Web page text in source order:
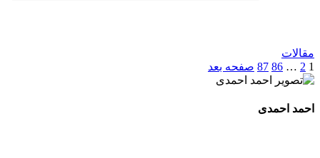
مقالات
1
2
…
86
87 صفحه بعد
احمد احمدی